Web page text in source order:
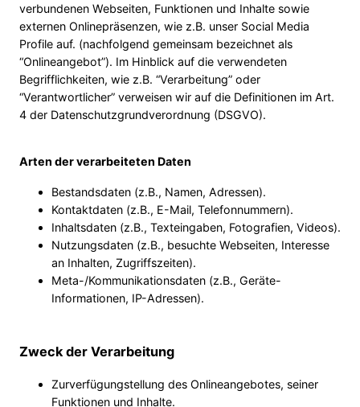
verbundenen Webseiten, Funktionen und Inhalte sowie
externen Onlinepräsenzen, wie z.B. unser Social Media
Profile auf. (nachfolgend gemeinsam bezeichnet als
“Onlineangebot”). Im Hinblick auf die verwendeten
Begrifflichkeiten, wie z.B. “Verarbeitung” oder
“Verantwortlicher” verweisen wir auf die Definitionen im Art.
4 der Datenschutzgrundverordnung (DSGVO).
Arten der verarbeiteten Daten
Bestandsdaten (z.B., Namen, Adressen).
Kontaktdaten (z.B., E-Mail, Telefonnummern).
Inhaltsdaten (z.B., Texteingaben, Fotografien, Videos).
Nutzungsdaten (z.B., besuchte Webseiten, Interesse
an Inhalten, Zugriffszeiten).
Meta-/Kommunikationsdaten (z.B., Geräte-
Informationen, IP-Adressen).
Zweck der Verarbeitung
Zurverfügungstellung des Onlineangebotes, seiner
Funktionen und Inhalte.